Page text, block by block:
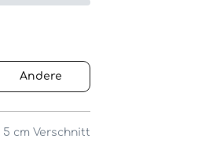
Andere
5 cm Verschnitt